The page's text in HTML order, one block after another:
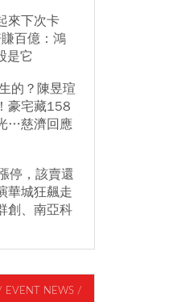
來下次卡
百億：鴻
是它
的？陳昱瑄
豪宅藏158
…慈濟回應
停，該賣還
華城狂飆走
創、南亞科
EVENT NEWS /